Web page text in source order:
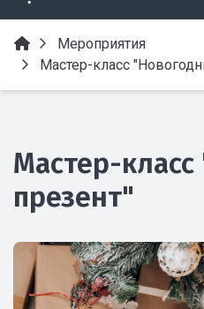
Мероприятия
Мастер-класс
Мастер-
презент"